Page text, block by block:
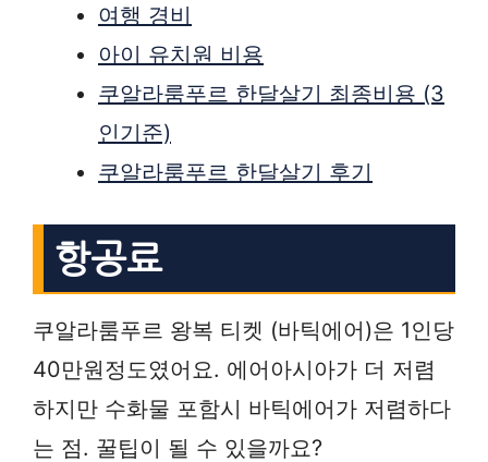
여행 경비
아이 유치원 비용
쿠알라룸푸르 한달살기 최종비용 (3
인기준)
쿠알라룸푸르 한달살기 후기
항공료
쿠알라룸푸르 왕복 티켓 (바틱에어)은 1인당
40만원정도였어요. 에어아시아가 더 저렴
하지만 수화물 포함시 바틱에어가 저렴하다
는 점. 꿀팁이 될 수 있을까요?